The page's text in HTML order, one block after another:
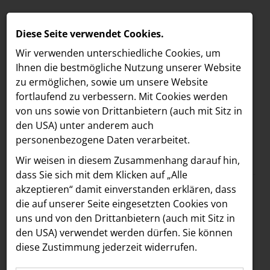
MELDUNGEN
LOEBELL NORDBERG
INNER
aehre
Astoria Artshow
B/S/H Hausgeräte
Meldungen / The Companion
Text Bilder
09.03.2026
Mehr Flair für die
Mariahilfer Straße:
Diese Seite verwendet Cookies.
Wir verwenden unterschiedliche Cookies, um
Ihnen die best­mögliche Nutzung unserer Website
zu ermöglichen, sowie um unsere Website
fortlaufend zu verbessern. Mit Cookies werden
von uns sowie von Drittanbietern (auch mit Sitz in
den USA) unter anderem auch
personenbezogene Daten verarbeitet.
Wir weisen in diesem Zusammenhang darauf hin,
dass Sie sich mit dem Klicken auf „Alle
akzeptieren“ damit ein­ver­standen erklären, dass
die auf unserer Seite eingesetzten Cookies von
uns und von den Drittanbietern (auch mit Sitz in
den USA) verwendet werden dürfen. Sie können
diese Zustimmung jederzeit widerrufen.